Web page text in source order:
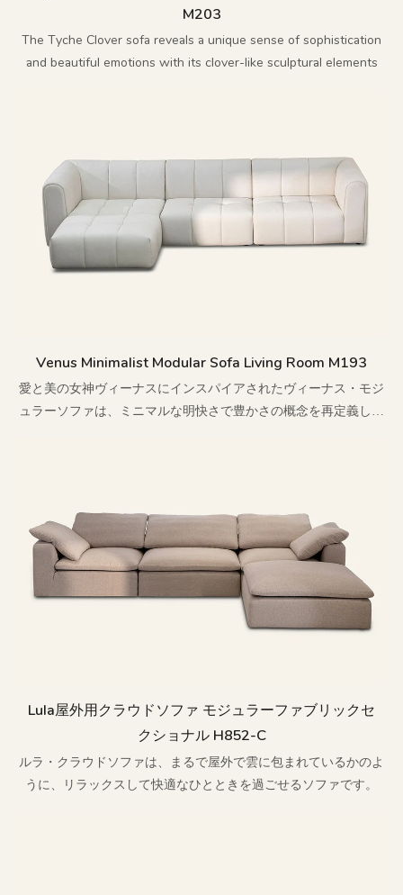
M203
The Tyche Clover sofa reveals a unique sense of sophistication
and beautiful emotions with its clover-like sculptural elements
Venus Minimalist Modular Sofa Living Room M193
愛と美の女神ヴィーナスにインスパイアされたヴィーナス・モジ
ュラーソファは、ミニマルな明快さで豊かさの概念を再定義しま
Lula屋外用クラウドソファ モジュラーファブリックセ
クショナル H852-C
ルラ・クラウドソファは、まるで屋外で雲に包まれているかのよ
うに、リラックスして快適なひとときを過ごせるソファです。